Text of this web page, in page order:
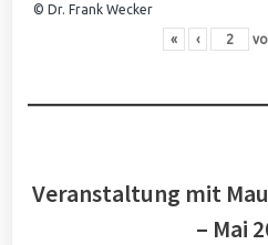
© Dr. Frank Wecker
« ‹
Veranstaltung mit
– Mai